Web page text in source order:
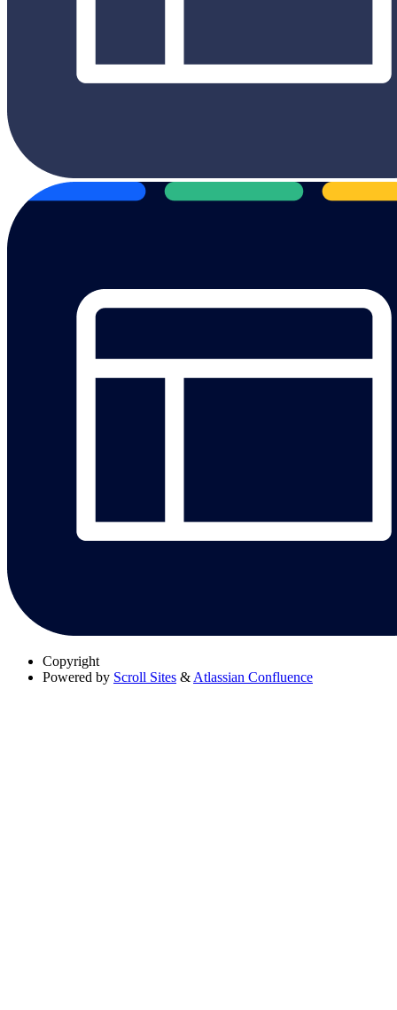
Copyright
Powered by Scroll Sites & Atlassian Confluence